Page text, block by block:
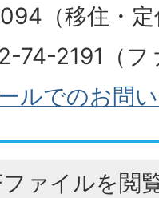
（移住・
74-2191（
ルでのお問
ファイルを閲